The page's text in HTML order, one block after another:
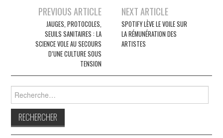
Navigation
articles
PREVIOUS ARTICLE
JAUGES, PROTOCOLES,
SEUILS SANITAIRES : LA
SCIENCE VOLE AU SECOURS
D’UNE CULTURE SOUS
TENSION
NEXT ARTICLE
SPOTIFY LÈVE LE VOILE SUR
LA RÉMUNÉRATION DES
ARTISTES